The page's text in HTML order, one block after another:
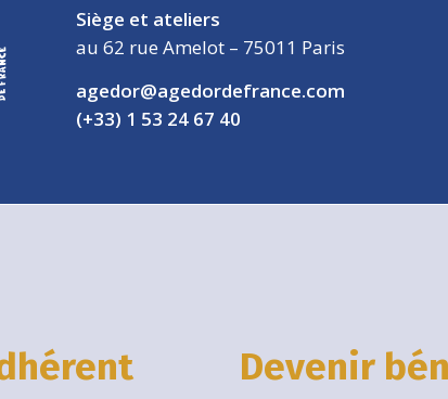
Siège et ateliers
au 62 rue Amelot – 75011 Paris
agedor@agedordefrance.com
(+33) 1 53 24 67 40
Devenir